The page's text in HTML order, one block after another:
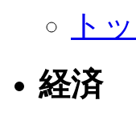
ト
経済